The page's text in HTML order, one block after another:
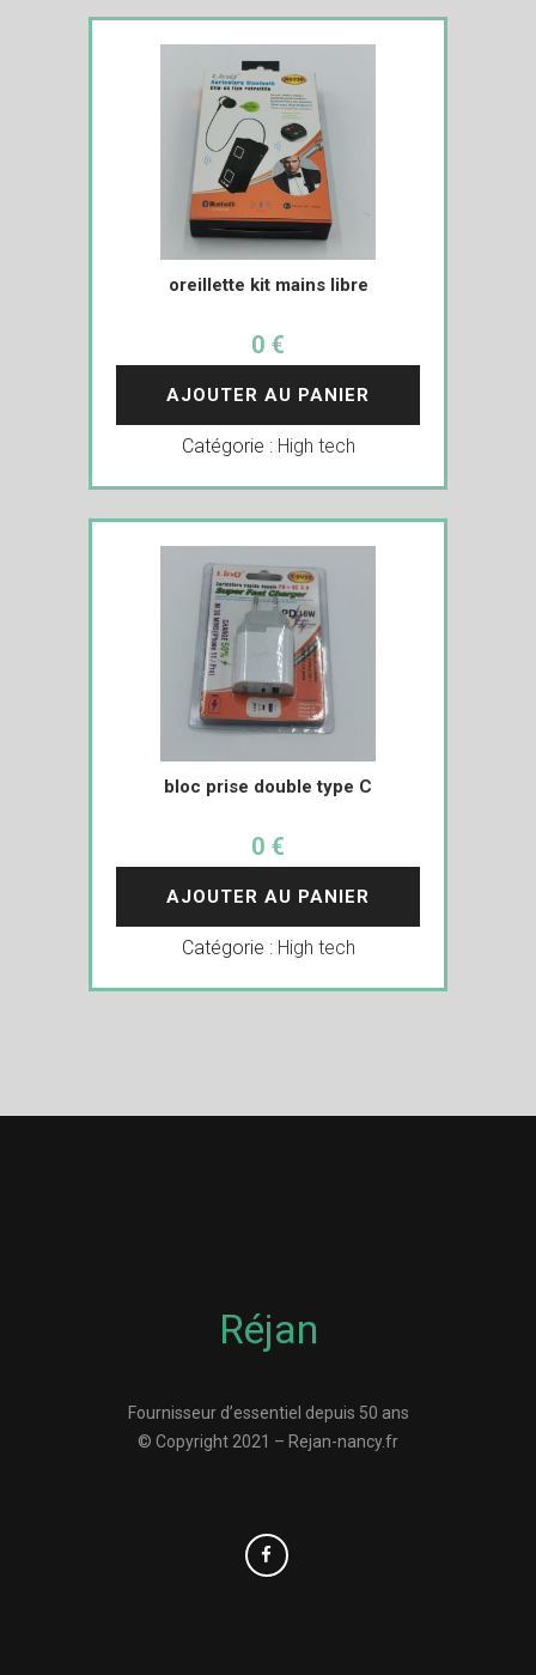
oreillette kit mains libre
0 €
AJOUTER AU PANIER
Catégorie : High tech
bloc prise double type C
0 €
AJOUTER AU PANIER
Catégorie : High tech
Réjan
Fournisseur d’essentiel depuis 50 ans
© Copyright 2021 – Rejan-nancy.fr